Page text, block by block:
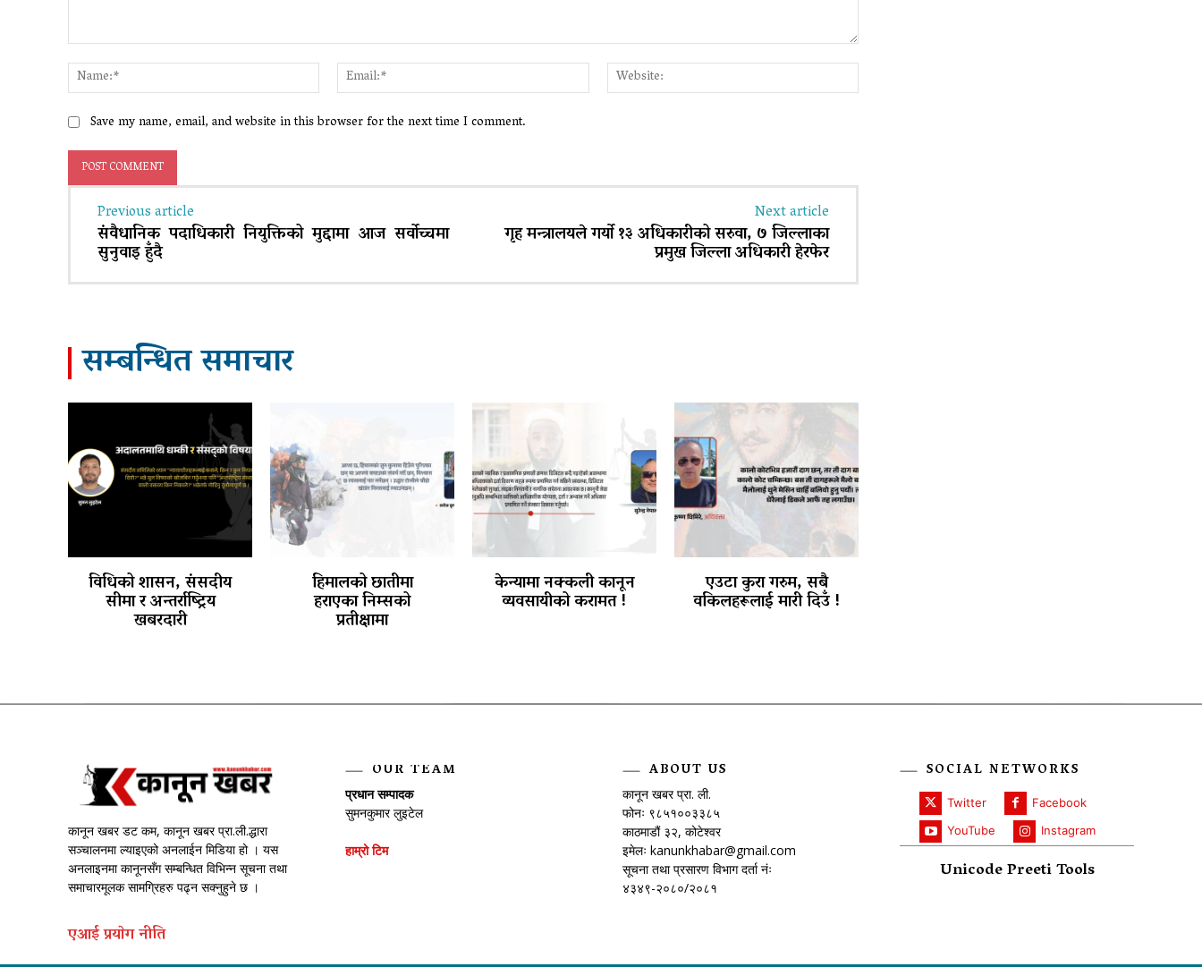
Name:*
Email:*
Save my name, email, and website in this browser for the next time I comment.
Previous article
संवैधानिक पदाधिकारी नियुक्तिको मुद्दामा आज सर्वोच्चमा
सुनुवाइ हुँदै
Next article
गृह मन्त्रालयले गर्याे १३ अधिकारीको सरुवा, ७ जिल्लाका
प्रमुख जिल्ला अधिकारी हेरफेर
सम्बन्धित समाचार
विधिको शासन, संसदीय
सीमा र अन्तर्राष्ट्रिय
खबरदारी
हिमालको छातीमा
हराएका निम्सको
प्रतीक्षामा
केन्यामा नक्कली कानून
व्यवसायीको करामत !
एउटा कुरा गरुम, सबै
वकिलहरूलाई मारी दिउँ !
कानून खबर डट कम, कानून खबर प्रा.ली.द्धारा
सञ्चालनमा ल्याइएको अनलाईन मिडिया हो । यस
अनलाइनमा कानूनसँग सम्बन्धित विभिन्न सूचना तथा
समाचारमूलक सामग्रिहरु पढ्न सक्नुहुने छ ।
एआई प्रयाेग नीति
OUR TEAM
प्रधान सम्पादक
सुमनकुमार लुइटेल
हाम्रो टिम
ABOUT US
कानून खबर प्रा. ली.
फोनः ९८५१००३३८५
काठमाडौं ३२, कोटेश्वर
इमेलः kanunkhabar@gmail.com
सूचना तथा प्रसारण विभाग दर्ता नंः
४३४९-२०८०/२०८१
SOCIAL NETWORKS
Twitter
Facebook
YouTube
Instagram
Unicode Preeti Tools